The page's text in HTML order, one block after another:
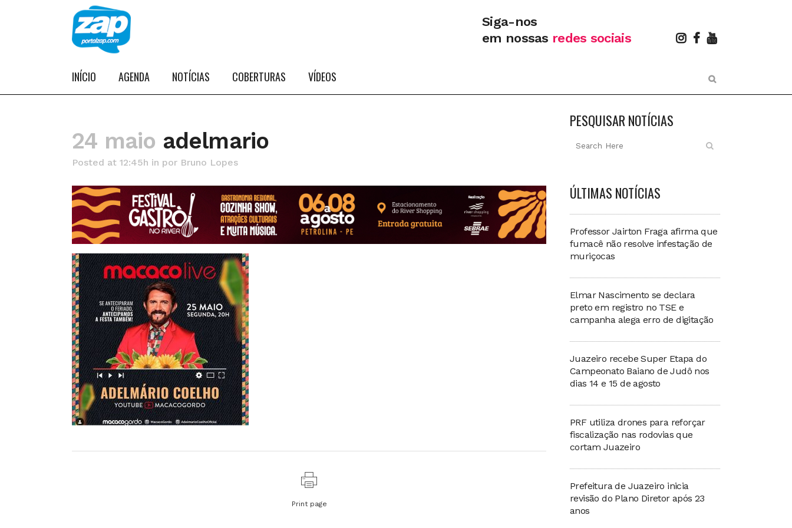
Siga-nos
em nossas redes sociais
INÍCIO AGENDA NOTÍCIAS COBERTURAS VÍDEOS
24 maio adelmario
Posted at 12:45h in por Bruno Lopes
Print page
PESQUISAR NOTÍCIAS
ÚLTIMAS NOTÍCIAS
Professor Jairton Fraga afirma que
fumacê não resolve infestação de
muriçocas
Elmar Nascimento se declara
preto em registro no TSE e
campanha alega erro de digitação
Juazeiro recebe Super Etapa do
Campeonato Baiano de Judô nos
dias 14 e 15 de agosto
PRF utiliza drones para reforçar
fiscalização nas rodovias que
cortam Juazeiro
Prefeitura de Juazeiro inicia
revisão do Plano Diretor após 23
anos